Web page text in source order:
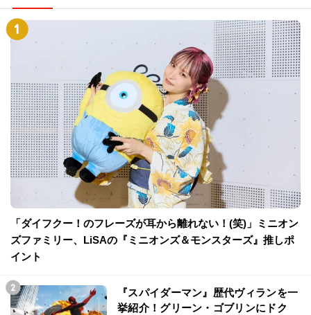
「ダイフクー！のフレーズが耳から離れない！(笑)」ミニオン
ズファミリー、LiSAの『ミニオンズ＆モンスターズ』推しポ
イント
『スパイダーマン』歴代ヴィランを一
挙紹介！グリーン・ゴブリンにドク